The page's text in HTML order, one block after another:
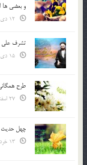
و بعضي ها
تشرف علي
طرح
چهل حدیث